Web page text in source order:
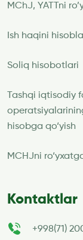
MChJ, YATTni
Ish haqini
Soliq hisobotlari
Tashqi
hisobga qo‘yish
MCHJni
Kontaktlar
+998(71)